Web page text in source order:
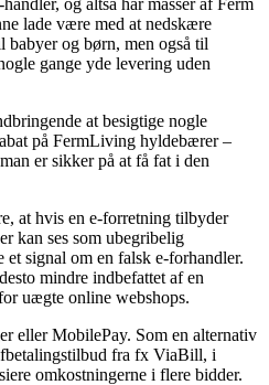
lade være med at nedskære
babyer og børn, men også til
gange yde levering uden
at besigtige nogle
på FermLiving hyldebærer –
er sikker på at få fat i den
at hvis en e-forretning tilbyder
kan ses som ubegribelig
signal om en falsk e-forhandler.
mindre indbefattet af en
uægte online webshops.
eller MobilePay. Som en alternativ
fra fx ViaBill, i
omkostningerne i flere bidder.